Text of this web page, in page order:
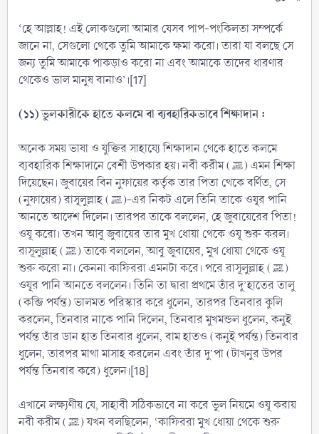
‘হে আল্লাহ! এই লোকগুলো আমার যেসব পাপ-পংকিলতা সম্পর্কে
জানে না, সেগুলো থেকে তুমি আমাকে ক্ষমা করো। তারা যা বলছে সে
জন্য তুমি আমাকে পাকড়াও করো না এবং আমাকে তাদের ধারণার
থেকেও ভাল মানুষ বানাও’।[17]
(১১) ভুলকারীকে হাতে কলমে বা ব্যবহারিকভাবে শিক্ষাদান :
অনেক সময় ভাষা ও যুক্তির সাহায্যে শিক্ষাদান থেকে হাতে কলমে
ব্যবহারিক শিক্ষাদানে বেশী উপকার হয়। নবী করীম (ﷺ) এমন শিক্ষা
দিয়েছেন। জুবায়ের বিন নুফায়ের কর্তৃক তার পিতা থেকে বর্ণিত, সে
(নুফায়ের) রাসূলুল্লাহ (ﷺ)-এর নিকট এলে তিনি তাকে ওযূর পানি
আনতে আদেশ দিলেন। তারপর তাকে বললেন, হে জুবায়েরের পিতা!
ওযূ করো। তখন আবু জুবায়ের তার মুখ ধোয়া থেকে ওযূ শুরু করল।
রাসূলুল্লাহ (ﷺ) তাকে বললেন, আবু জুবায়ের, মুখ ধোয়া থেকে ওযূ
শুরু করো না। কেননা কাফিররা এমনটা করে। পরে রাসূলুল্লাহ (ﷺ)
ওযূর পানি আনতে বললেন। তিনি তা দ্বারা প্রথমে তাঁর দু’হাতের তালু
(কব্জি পর্যন্ত) ভালমত পরিস্কার করে ধুলেন, তারপর তিনবার কুলি
করলেন, তিনবার নাকে পানি দিলেন, তিনবার মুখমন্ডল ধুলেন, কনুই
পর্যন্ত তাঁর ডান হাত তিনবার ধুলেন, বাম হাতও (কনুই পর্যন্ত) তিনবার
ধুলেন, তারপর মাথা মাসাহ করলেন এবং তাঁর দু’পা (টাখনুর উপর
পর্যন্ত তিনবার করে) ধুলেন।[18]
এখানে লক্ষ্যণীয় যে, সাহাবী সঠিকভাবে না করে ভুল নিয়মে ওযূ করায়
নবী করীম (ﷺ) যখন বলছিলেন, ‘কাফিররা মুখ ধোয়া থেকে শুরু